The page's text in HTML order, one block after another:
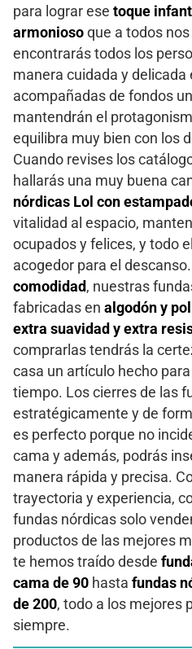
para lograr ese toque
armonioso que a todos
encontrarás todos los
manera cuidada y delicada
acompañadas de fondos
mantendrán el
equilibra muy bien con los
Cuando revises los
hallarás una muy buena
nórdicas Lol con
vitalidad al espacio,
ocupados y felices, y todo
acogedor para el
comodidad , nuestras
fabricadas en algodón y
extra suavidad y extra
comprarlas tendrás la
casa un artículo hecho
tiempo. Los cierres de las
estratégicamente y de
es perfecto porque no
cama y además, podrás
manera rápida y precisa.
trayectoria y experiencia,
fundas nórdicas solo
productos de las mejores
te hemos traído desde
cama de 90 hasta fundas
de 200, todo a los mejores
siempre.